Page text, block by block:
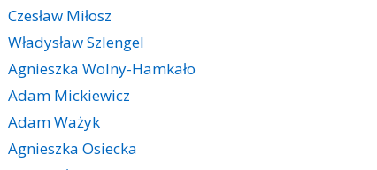
Czesław Miłosz
Władysław Szlengel
Agnieszka Wolny-Hamkało
Adam Mickiewicz
Adam Ważyk
Agnieszka Osiecka